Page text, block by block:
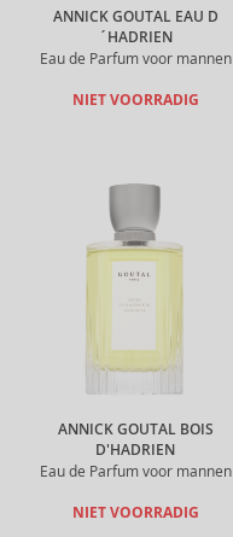
ANNICK GOUTAL EAU D
´HADRIEN
Eau de Parfum voor mannen
NIET VOORRADIG
ANNICK GOUTAL BOIS
D'HADRIEN
Eau de Parfum voor mannen
NIET VOORRADIG